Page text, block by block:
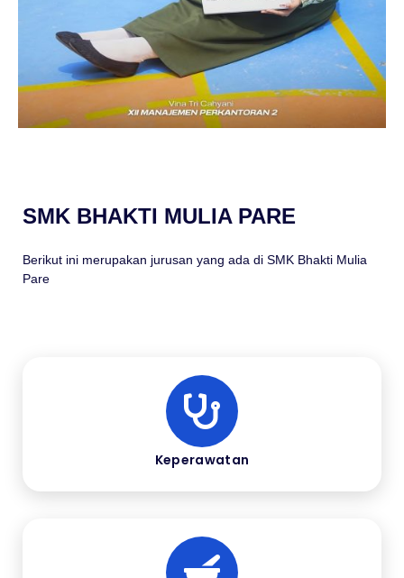
SMK BHAKTI MULIA PARE
Berikut ini merupakan jurusan yang ada di SMK Bhakti Mulia
Pare
Keperawatan